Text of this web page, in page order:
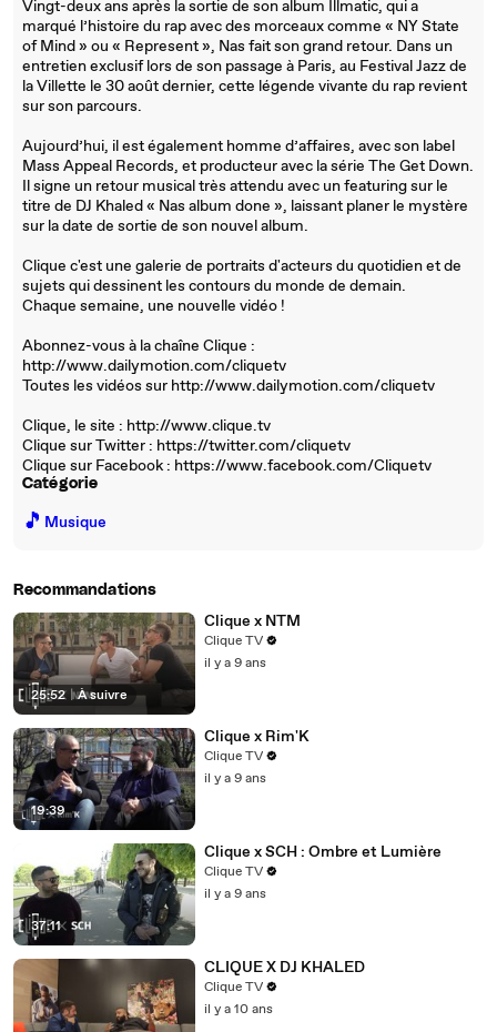
Vingt-deux ans après la sortie de son album Illmatic, qui a
marqué l’histoire du rap avec des morceaux comme « NY State
of Mind » ou « Represent », Nas fait son grand retour. Dans un
entretien exclusif lors de son passage à Paris, au Festival Jazz de
la Villette le 30 août dernier, cette légende vivante du rap revient
sur son parcours.
Aujourd’hui, il est également homme d’affaires, avec son label
Mass Appeal Records, et producteur avec la série The Get Down.
Il signe un retour musical très attendu avec un featuring sur le
titre de DJ Khaled « Nas album done », laissant planer le mystère
sur la date de sortie de son nouvel album.
Clique c'est une galerie de portraits d'acteurs du quotidien et de
sujets qui dessinent les contours du monde de demain.
Chaque semaine, une nouvelle vidéo !
Abonnez-vous à la chaîne Clique :
http://www.dailymotion.com/cliquetv
Toutes les vidéos sur http://www.dailymotion.com/cliquetv
Clique, le site : http://www.clique.tv
Clique sur Twitter : https://twitter.com/cliquetv
Clique sur Facebook : https://www.facebook.com/Cliquetv
Catégorie
🎵 Musique
Recommandations
25:52 | À suivre
Clique x NTM
Clique TV
il y a 9 ans
19:39
Clique x Rim'K
Clique TV
il y a 9 ans
37:11
Clique x SCH : Ombre et Lumière
Clique TV
il y a 9 ans
CLIQUE X DJ KHALED
Clique TV
il y a 10 ans